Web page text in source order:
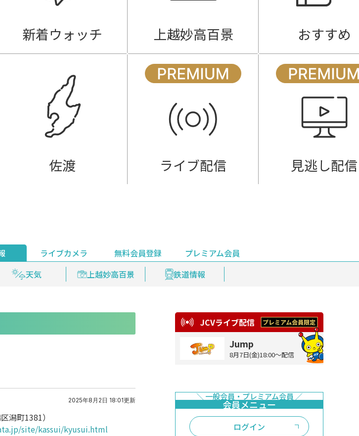
新着ウォッチ 上越妙高百景 おすすめ
佐渡 ライブ配信 見逃し配信
新着ウォッチ 編集部おすすめ
天気 上越妙高百景 鉄道情報
ライブカメラ 無料会員登録
プレミアム会員
見逃し配信 プレミアム会員登録
2025年8月2日 18:01更新
潟町1381）
site/kassui/kyusui.html
JCVライブ配信
Jump
8月7日(金)18:00～配信
ログイン